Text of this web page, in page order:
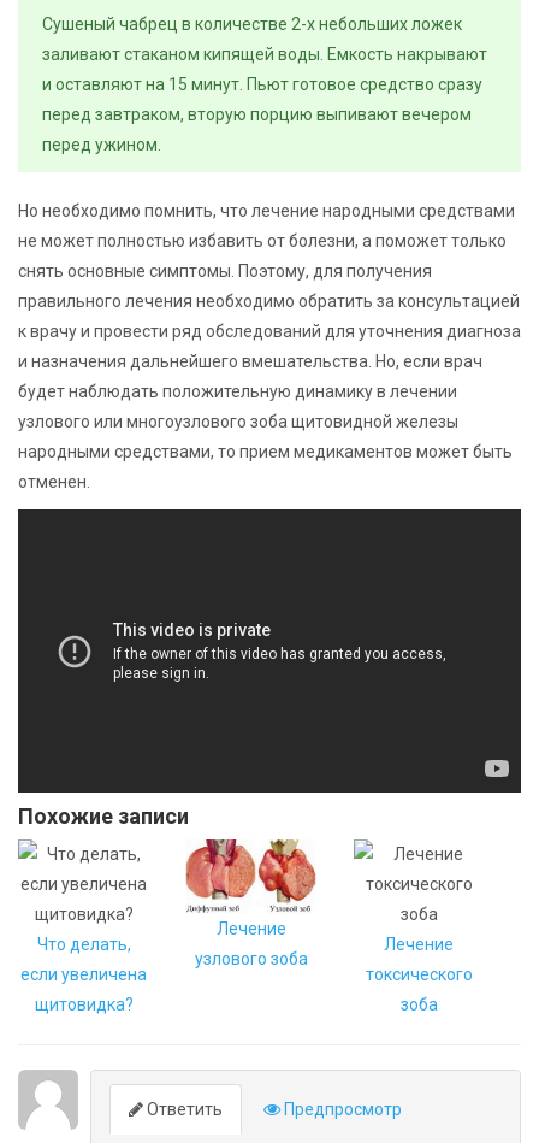
Сушеный чабрец в количестве 2-х небольших ложек
заливают стаканом кипящей воды. Емкость накрывают
и оставляют на 15 минут. Пьют готовое средство сразу
перед завтраком, вторую порцию выпивают вечером
перед ужином.
Но необходимо помнить, что лечение народными средствами
не может полностью избавить от болезни, а поможет только
снять основные симптомы. Поэтому, для получения
правильного лечения необходимо обратить за консультацией
к врачу и провести ряд обследований для уточнения диагноза
и назначения дальнейшего вмешательства. Но, если врач
будет наблюдать положительную динамику в лечении
узлового или многоузлового зоба щитовидной железы
народными средствами, то прием медикаментов может быть
отменен.
Похожие записи
Что делать,
если увеличена
щитовидка?
Лечение
узлового зоба
Лечение
токсического
зоба
Ответить Предпросмотр